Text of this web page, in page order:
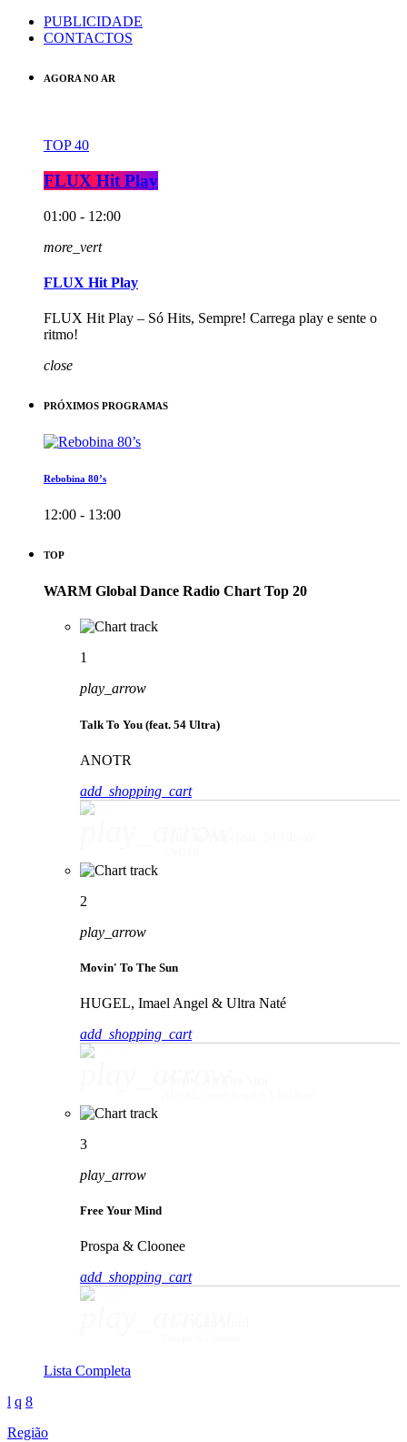
PUBLICIDADE
CONTACTOS
AGORA NO AR
TOP 40
FLUX Hit Play
01:00 - 12:00
more_vert
FLUX Hit Play
FLUX Hit Play – Só Hits, Sempre! Carrega play e sente o
ritmo!
close
PRÓXIMOS PROGRAMAS
Rebobina 80’s
12:00 - 13:00
TOP
WARM Global Dance Radio Chart Top 20
1
play_arrow
Talk To You (feat. 54 Ultra)
ANOTR
add_shopping_cart
2
play_arrow
Movin' To The Sun
HUGEL, Imael Angel & Ultra Naté
add_shopping_cart
3
play_arrow
Free Your Mind
Prospa & Cloonee
add_shopping_cart
Lista Completa
Região